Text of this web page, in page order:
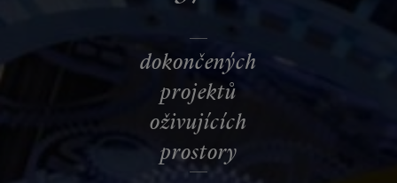
dokončených
projektů
oživujících
prostory